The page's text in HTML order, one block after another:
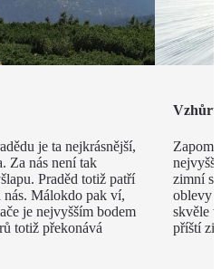
je ta nejkrásnější,
Za nás není tak
Praděd totiž patří
nás. Málokdo pak ví,
je nejvyšším bodem
totiž překonává
zimní
oblevy
skvěle
příští